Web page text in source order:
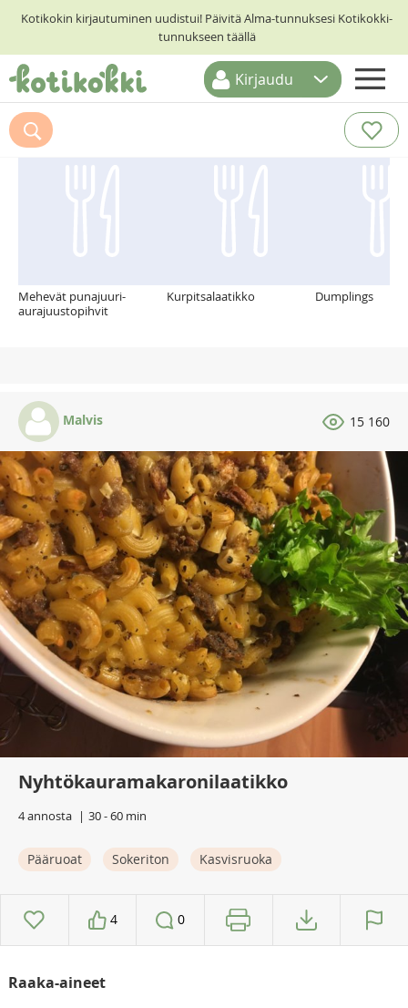
Kotikokin kirjautuminen uudistui! Päivitä Alma-tunnuksesi Kotikokki-
tunnukseen täällä
ETUSIVU
RESEPTIHAKU
Kirjaudu
Suosittelemme myös
Mehevät punajuuri-
aurajuustopihvit
Kurpitsalaatikko Dumplings
Malvis 15 160
Nyhtökauramakaronilaatikko
4 annosta 30 - 60 min
Pääruoat Sokeriton Kasvisruoka
4 0
Raaka-aineet